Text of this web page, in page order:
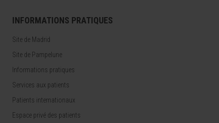
INFORMATIONS PRATIQUES
Site de Madrid
Site de Pampelune
Informations pratiques
Services aux patients
Patients internationaux
Espace privé des patients